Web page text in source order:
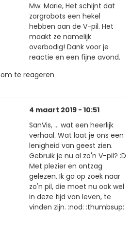
Mw. Marie, Het schijnt dat
zorgrobots een hekel
hebben aan de V-pil. Het
maakt ze namelijk
overbodig! Dank voor je
reactie en een fijne avond.
om te reageren
4 maart 2019 - 10:51
SanVis, … wat een heerlijk
verhaal. Wat laat je ons een
lenigheid van geest zien.
Gebruik je nu al zo'n V-pil? :D
Met plezier en ontzag
gelezen. Ik ga op zoek naar
zo'n pil, die moet nu ook wel
in deze tijd van leven, te
vinden zijn. :nod: :thumbsup: